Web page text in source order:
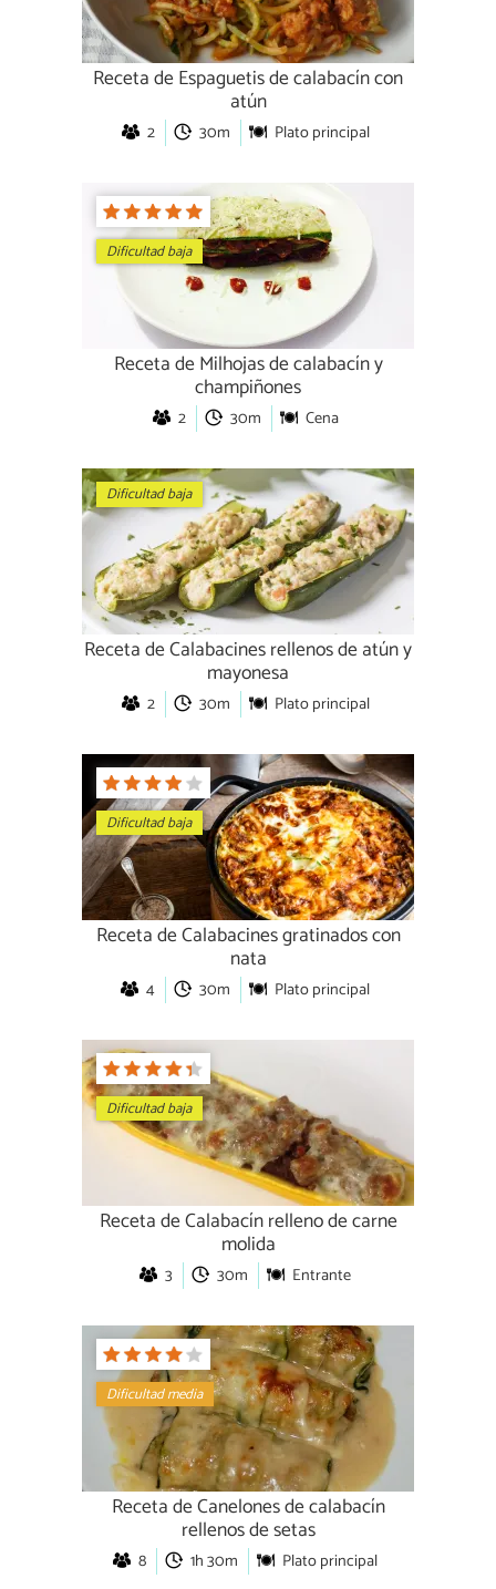
Receta de Espaguetis de calabacín con
atún
2 30m Plato principal
Dificultad baja
Receta de Milhojas de calabacín y
champiñones
2 30m Cena
Dificultad baja
Receta de Calabacines rellenos de atún y
mayonesa
2 30m Plato principal
Dificultad baja
Receta de Calabacines gratinados con
nata
4 30m Plato principal
Dificultad baja
Receta de Calabacín relleno de carne
molida
3 30m Entrante
Dificultad media
Receta de Canelones de calabacín
rellenos de setas
8 1h 30m Plato principal